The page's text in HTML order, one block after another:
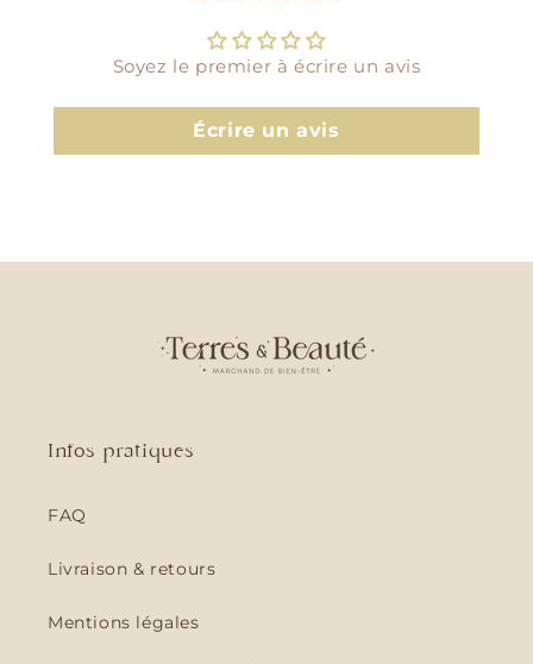
Soyez le premier à écrire un avis
Écrire un avis
Infos pratiques
FAQ
Livraison & retours
Mentions légales